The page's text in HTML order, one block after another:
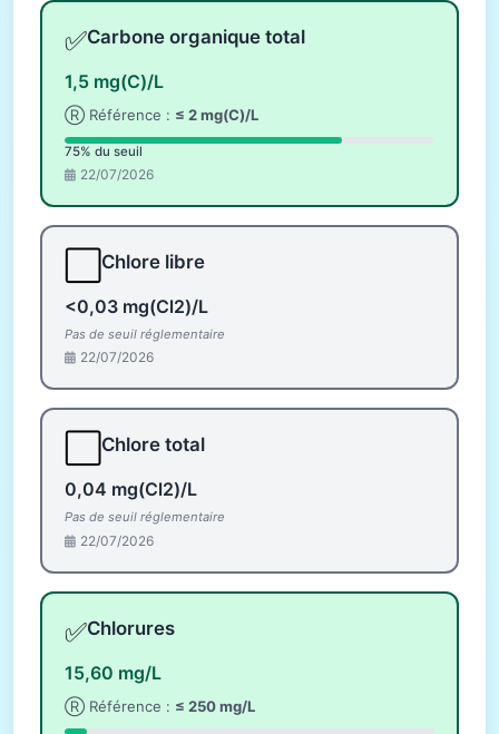
✅Carbone organique total
1,5 mg(C)/L
Ⓡ Référence : ≤ 2 mg(C)/L
75% du seuil
22/07/2026
Chlore libre
<0,03 mg(Cl2)/L
Pas de seuil réglementaire
22/07/2026
Chlore total
0,04 mg(Cl2)/L
Pas de seuil réglementaire
22/07/2026
✅Chlorures
15,60 mg/L
Ⓡ Référence : ≤ 250 mg/L